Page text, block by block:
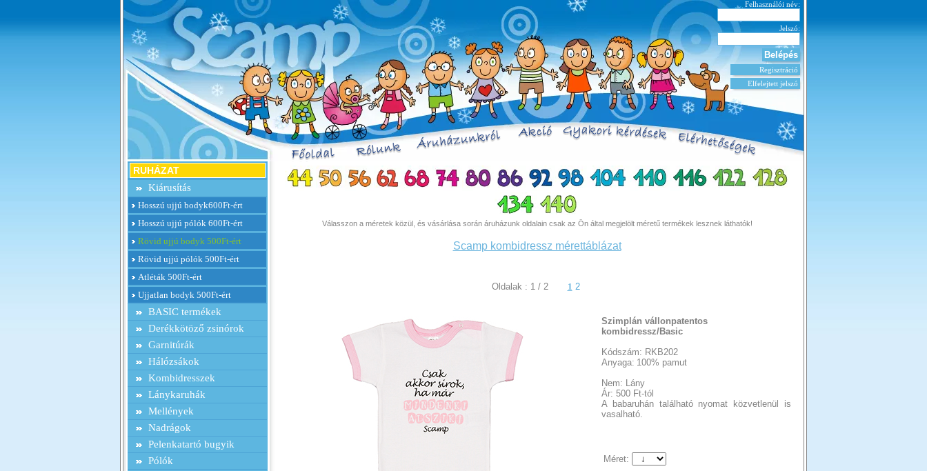
Felhasználói név:
Jelszó:
Regisztráció
Elfelejtett jelszó
RUHÁZAT
Kiárusítás
Hosszú ujjú bodyk600Ft-ért
Hosszú ujjú pólók 600Ft-ért
Rövid ujjú bodyk 500Ft-ért
Rövid ujjú pólók 500Ft-ért
Atléták 500Ft-ért
Ujjatlan bodyk 500Ft-ért
BASIC termékek
Derékkötöző zsinórok
Garnitúrák
Hálózsákok
Kombidresszek
Lánykaruhák
Mellények
Nadrágok
Pelenkatartó bugyik
Pólók
Válasszon a méretek közül, és vásárlása során áruházunk oldalain csak az Ön által megjelölt méretű termékek lesznek láthatók!
Scamp kombidressz mérettáblázat
Oldalak : 1 / 2 1 2
Szimplán vállonpatentos
kombidressz/Basic
Kódszám: RKB202
Anyaga: 100% pamut
Nem: Lány
Ár: 500 Ft-tól
A babaruhán található nyomat közvetlenül is
vasalható.
Méret: